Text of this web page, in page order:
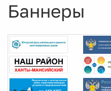
Баннеры